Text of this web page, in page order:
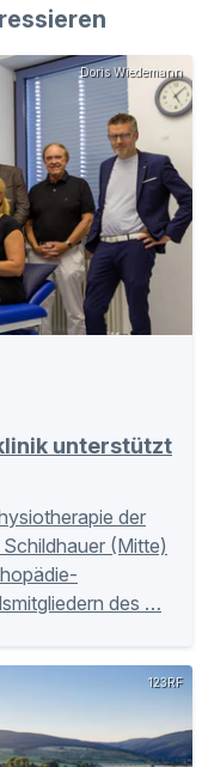
Doris Wiedemann
unterstützt
der
(Mitte)
des …
123RF